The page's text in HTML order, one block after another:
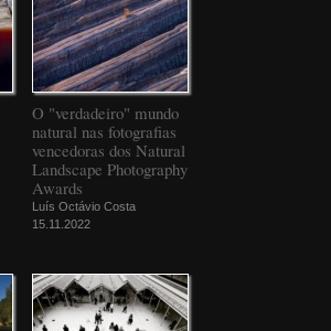
O "verdadeiro" mundo
natural nas fotografias
vencedoras dos Natural
Landscape Photography
Awards
Luís Octávio Costa
15.11.2022